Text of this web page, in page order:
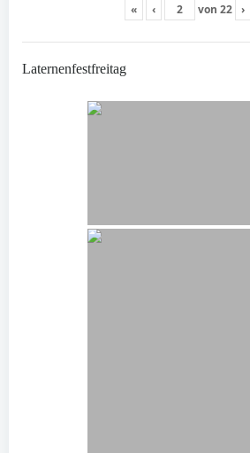
« ‹ von 22 ›
Laternenfestfreitag